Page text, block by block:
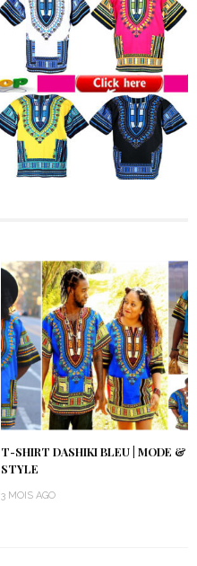
T-SHIRT DASHIKI BLEU | MODE &
STYLE
3 MOIS AGO